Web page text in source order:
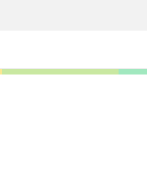
المحتوى